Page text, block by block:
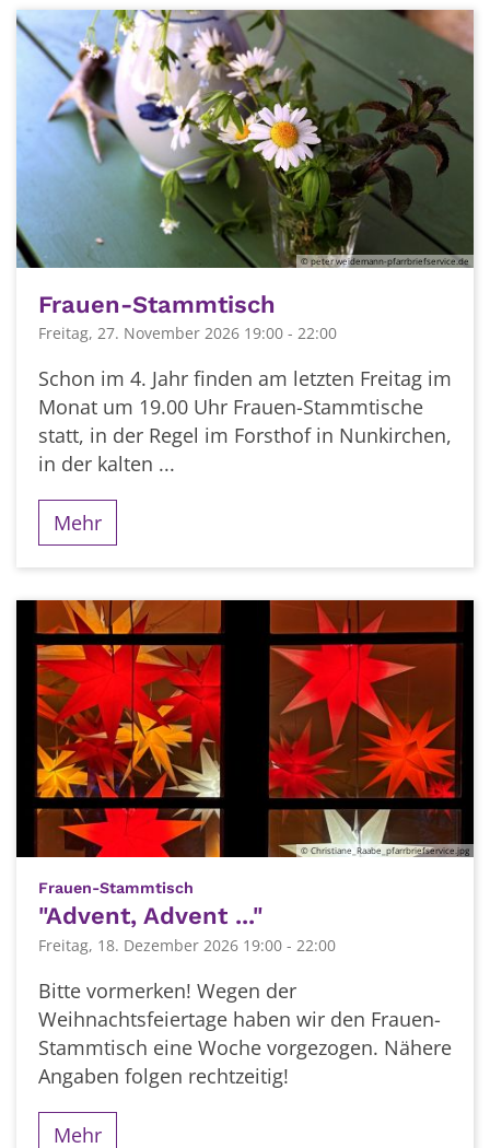
© peter weidemann-pfarrbriefservice.de
Frauen-Stammtisch
Freitag, 27. November 2026 19:00 - 22:00
Schon im 4. Jahr finden am letzten Freitag im
Monat um 19.00 Uhr Frauen-Stammtische
statt, in der Regel im Forsthof in Nunkirchen,
in der kalten ...
Mehr
© Christiane_Raabe_pfarrbriefservice.jpg
Frauen-Stammtisch
"Advent, Advent ..."
Freitag, 18. Dezember 2026 19:00 - 22:00
Bitte vormerken! Wegen der
Weihnachtsfeiertage haben wir den Frauen-
Stammtisch eine Woche vorgezogen. Nähere
Angaben folgen rechtzeitig!
Mehr